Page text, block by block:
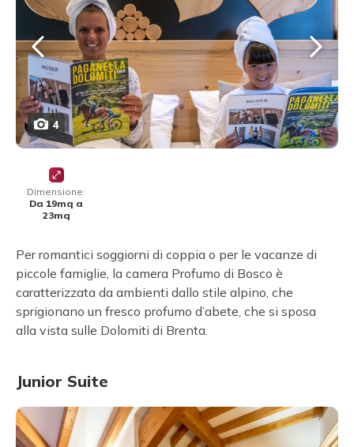
Dimensione:
Da 19mq a
23mq
Per romantici soggiorni di coppia o per le vacanze di
piccole famiglie, la camera Profumo di Bosco è
caratterizzata da ambienti dallo stile alpino, che
sprigionano un fresco profumo d’abete, che si sposa
alla vista sulle Dolomiti di Brenta.
4
Junior Suite